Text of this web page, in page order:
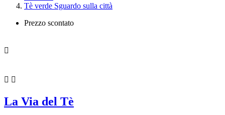
Tè verde Sguardo sulla città
Prezzo scontato

 
La Via del Tè